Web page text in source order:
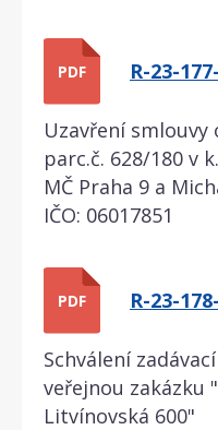
PDF R-23-
Uzavření
parc.č. 628/180 v
MČ Praha 9 a
IČO: 06017851
PDF R-23-
Schválení
veřejnou zakázku
Litvínovská 600"